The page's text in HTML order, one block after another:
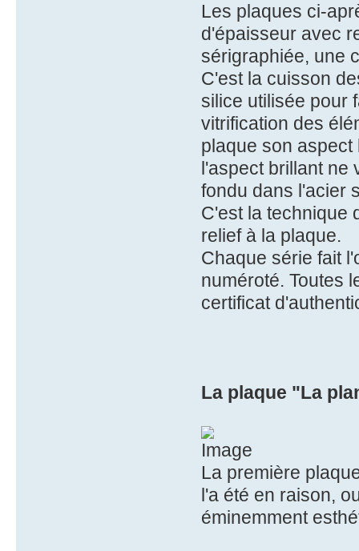
Les plaques ci-
d'épaisseur avec
sérigraphiée, une
C'est la cuisson
silice utilisée pour
vitrification des
plaque son
l'aspect brillant ne
fondu dans l'acier
C'est la technique
relief à la plaque.
Chaque série fait
numéroté. Toutes
certificat
La plaque "La
La première
l'a été en raison,
éminemment